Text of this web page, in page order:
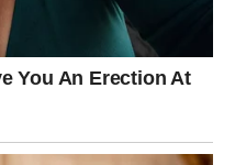
sigurniju budućnost.
– dopuštate